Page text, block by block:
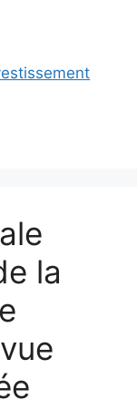
la